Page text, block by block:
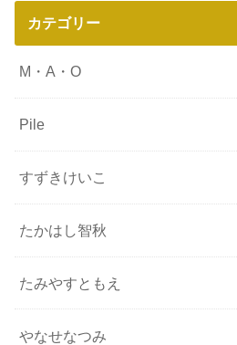
カテゴリー
M・A・O
Pile
すずきけいこ
たかはし智秋
たみやすともえ
やなせなつみ